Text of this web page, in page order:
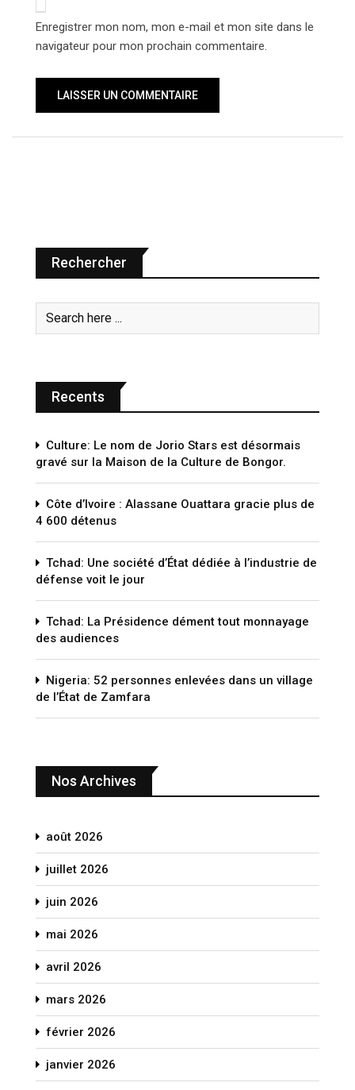
Enregistrer mon nom, mon e-mail et mon site dans le
navigateur pour mon prochain commentaire.
Rechercher
Recents
Culture: Le nom de Jorio Stars est désormais
gravé sur la Maison de la Culture de Bongor.
Côte d’Ivoire : Alassane Ouattara gracie plus de
4 600 détenus
Tchad: Une société d’État dédiée à l’industrie de
défense voit le jour
Tchad: La Présidence dément tout monnayage
des audiences
Nigeria: 52 personnes enlevées dans un village
de l’État de Zamfara
Nos Archives
août 2026
juillet 2026
juin 2026
mai 2026
avril 2026
mars 2026
février 2026
janvier 2026